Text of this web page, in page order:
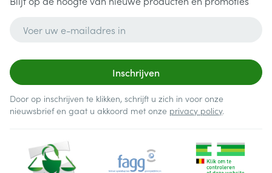
Inschrijven
Door op inschrijven te klikken, schrijft u zich in voor onze
nieuwsbrief en gaat u akkoord met onze privacy policy.